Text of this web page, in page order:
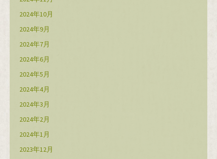
2024年10月
2024年9月
2024年7月
2024年6月
2024年5月
2024年4月
2024年3月
2024年2月
2024年1月
2023年12月